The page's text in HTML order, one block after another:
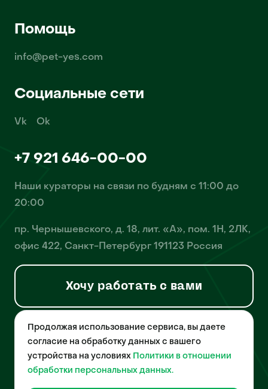
Помощь
info@pet-yes.com
Социальные сети
Vk Ok
+7 921 646-00-00
Наши кураторы на связи по будням с 11:00 до
20:00
пр. Чернышевского, д. 18, лит. «А», пом. 1Н, 2ЛК,
офис 422, Санкт-Петербург 191123 Россия
Хочу работать с вами
© 2026 Pet-Yes. ООО «Биржа домашних животных «Пет-Ес»
осуществляет деятельность в области информационных
технологий, деятельность по разработке и эксплуатации
собственного программного обеспечения, деятельность
порталов в информационно-коммуникационной сети Интернет и
Продолжая использование сервиса, вы даете
согласие на обработку данных с вашего
устройства на условиях Политики в отношении
обработки персональных данных.